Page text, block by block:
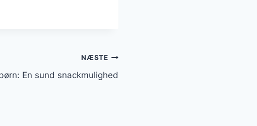
NÆSTE
En sund snackmulighed